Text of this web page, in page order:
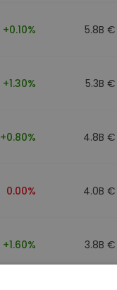
+0.10% 5.8B €
+1.30% 5.3B €
+0.80% 4.8B €
0.00% 4.0B €
+1.60% 3.8B €